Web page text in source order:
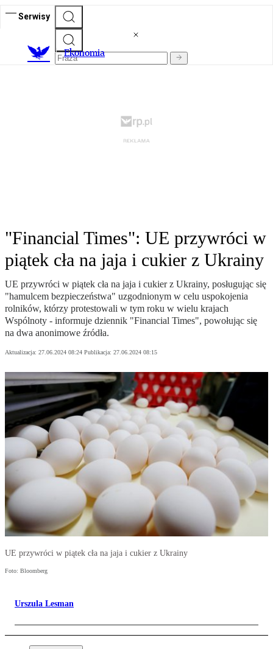
Serwisy
Ekonomia
"Financial Times": UE przywróci w
piątek cła na jaja i cukier z Ukrainy
UE przywróci w piątek cła na jaja i cukier z Ukrainy, posługując się
"hamulcem bezpieczeństwa" uzgodnionym w celu uspokojenia
rolników, którzy protestowali w tym roku w wielu krajach
Wspólnoty - informuje dziennik "Financial Times", powołując się
na dwa anonimowe źródła.
Aktualizacja: 27.06.2024 08:24 Publikacja: 27.06.2024 08:15
UE przywróci w piątek cła na jaja i cukier z Ukrainy
Foto: Bloomberg
Urszula Lesman